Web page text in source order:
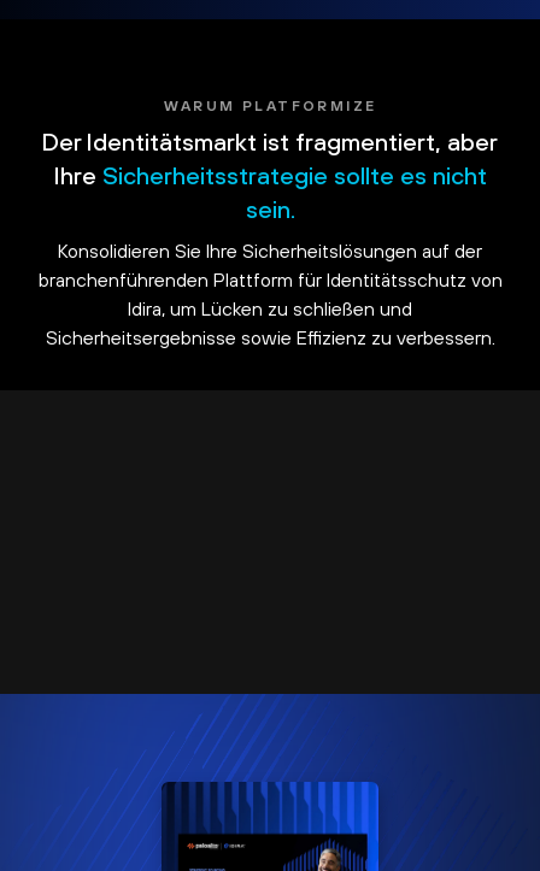
WARUM PLATFORMIZE
Der Identitätsmarkt ist fragmentiert, aber
Ihre Sicherheitsstrategie sollte es nicht
sein.
Konsolidieren Sie Ihre Sicherheitslösungen auf der
branchenführenden Plattform für Identitätsschutz von
Idira, um Lücken zu schließen und
Sicherheitsergebnisse sowie Effizienz zu verbessern.